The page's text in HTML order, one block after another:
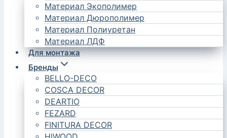
Материал Экополимер
Материал Дюрополимер
Материал Полиуретан
Материал ЛДФ
Для монтажа
Бренды
BELLO-DECO
COSCA DECOR
DEARTIO
FEZARD
FINITURA DECOR